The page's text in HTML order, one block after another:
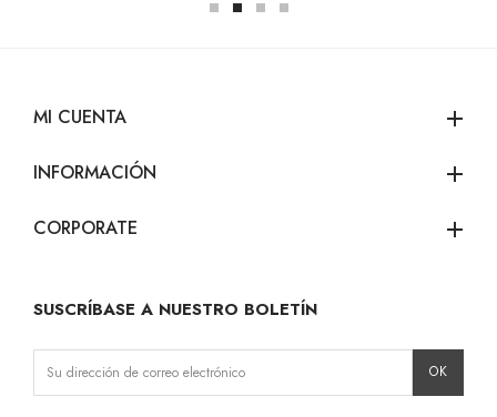
MI CUENTA add
INFORMACIÓN add
CORPORATE add
SUSCRÍBASE A NUESTRO BOLETÍN